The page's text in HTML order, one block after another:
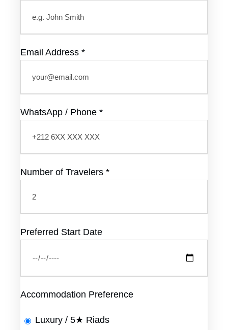
Email Address *
WhatsApp / Phone *
Number of Travelers *
Preferred Start Date
Accommodation Preference
Luxury / 5★ Riads